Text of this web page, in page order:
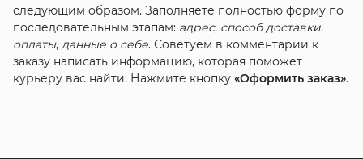
следующим образом. Заполняете полностью форму по
последовательным этапам: адрес, способ доставки,
оплаты, данные о себе. Советуем в комментарии к
заказу написать информацию, которая поможет
курьеру вас найти. Нажмите кнопку «Оформить заказ».